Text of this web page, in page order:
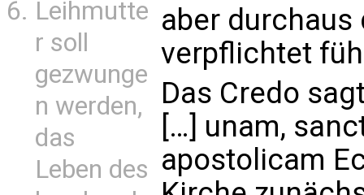
Leihmutte
r soll
gezwunge
n werden,
das
Leben des
aber durchaus
verpflichtet
Das Credo
[…] unam,
apostolicam